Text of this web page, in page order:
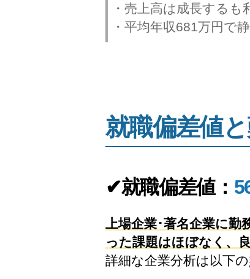
・売上高は成長する
・平均年収681万円で
就職偏差値
✔就職偏差値：
上場企業･著名企業に勤
った課題はほぼなく、
詳細な企業分析は以下の